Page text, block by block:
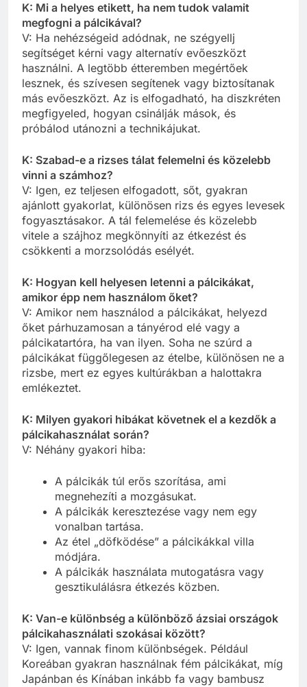
K: Mi a helyes etikett, ha nem tudok valamit
megfogni a pálcikával?
V: Ha nehézségeid adódnak, ne szégyellj
segítséget kérni vagy alternatív evőeszközt
használni. A legtöbb étteremben megértőek
lesznek, és szívesen segítenek vagy biztosítanak
más evőeszközt. Az is elfogadható, ha diszkréten
megfigyeled, hogyan csinálják mások, és
próbálod utánozni a technikájukat.
K: Szabad-e a rizses tálat felemelni és közelebb
vinni a számhoz?
V: Igen, ez teljesen elfogadott, sőt, gyakran
ajánlott gyakorlat, különösen rizs és egyes levesek
fogyasztásakor. A tál felemelése és közelebb
vitele a szájhoz megkönnyíti az étkezést és
csökkenti a morzsolódás esélyét.
K: Hogyan kell helyesen letenni a pálcikákat,
amikor épp nem használom őket?
V: Amikor nem használod a pálcikákat, helyezd
őket párhuzamosan a tányérod elé vagy a
pálcikatartóra, ha van ilyen. Soha ne szúrd a
pálcikákat függőlegesen az ételbe, különösen ne a
rizsbe, mert ez egyes kultúrákban a halottakra
emlékeztet.
K: Milyen gyakori hibákat követnek el a kezdők a
pálcikahasználat során?
V: Néhány gyakori hiba:
A pálcikák túl erős szorítása, ami
megnehezíti a mozgásukat.
A pálcikák keresztezése vagy nem egy
vonalban tartása.
Az étel „döfködése” a pálcikákkal villa
módjára.
A pálcikák használata mutogatásra vagy
gesztikulálásra étkezés közben.
K: Van-e különbség a különböző ázsiai országok
pálcikahasználati szokásai között?
V: Igen, vannak finom különbségek. Például
Koreában gyakran használnak fém pálcikákat, míg
Japánban és Kínában inkább fa vagy bambusz